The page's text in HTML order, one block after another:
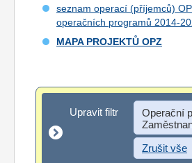
seznam operací (příjemců)
operačních programů 2014-
MAPA PROJEKTŮ OPZ
Upravit filtr
Upravit filtr
Operační
Zrušit vše